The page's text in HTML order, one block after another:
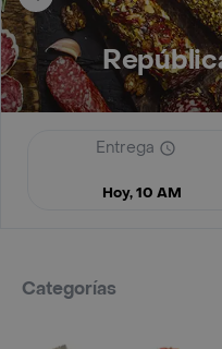
Entrega
Hoy, 10 AM
Categorías